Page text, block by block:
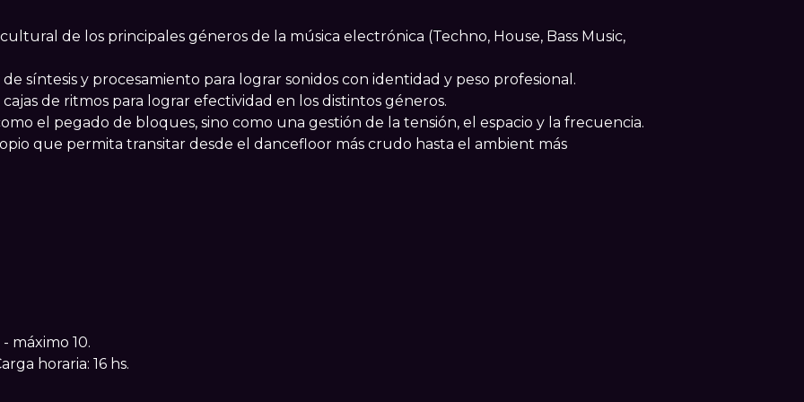
de los principales géneros de la música electrónica (Techno, House, Bass Music,
síntesis y procesamiento para lograr sonidos con identidad y peso profesional.
de ritmos para lograr efectividad en los distintos géneros.
el pegado de bloques, sino como una gestión de la tensión, el espacio y la frecuencia.
que permita transitar desde el dancefloor más crudo hasta el ambient más
máximo 10.
horaria: 16 hs.